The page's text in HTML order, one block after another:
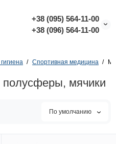
+38 (095) 564-11-00
+38 (096) 564-11-00
Спортивная медицина
мячики
По умолчанию